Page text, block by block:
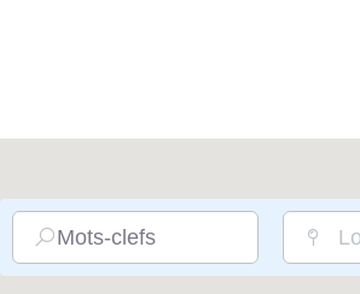
Mots-clefs